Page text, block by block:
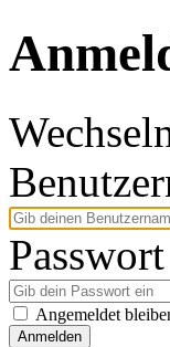
Passwort
Angemeldet
Anmelden